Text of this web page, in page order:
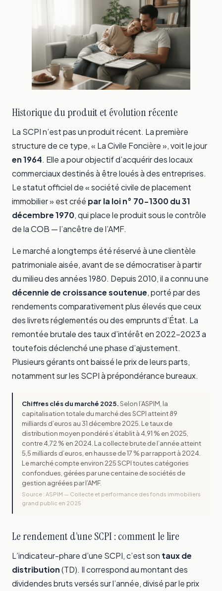
Historique du produit et évolution récente
La SCPI n’est pas un produit récent. La première
structure de ce type, « La Civile Foncière », voit le jour
en 1964. Elle a pour objectif d’acquérir des locaux
commerciaux destinés à être loués à des entreprises.
Le statut officiel de « société civile de placement
immobilier » est créé par la loi n° 70-1300 du 31
décembre 1970, qui place le produit sous le contrôle
de la COB — l’ancêtre de l’AMF.
Le marché a longtemps été réservé à une clientèle
patrimoniale aisée, avant de se démocratiser à partir
du milieu des années 1980. Depuis 2010, il a connu une
décennie de croissance soutenue, porté par des
rendements comparativement plus élevés que ceux
des livrets réglementés ou des emprunts d’État. La
remontée brutale des taux d’intérêt en 2022-2023 a
toutefois déclenché une phase d’ajustement.
Plusieurs gérants ont baissé le prix de leurs parts,
notamment sur les SCPI à prépondérance bureaux.
Chiffres clés du marché 2025.Selon l’ASPIM, la
capitalisation totale du marché des SCPI atteint 89
milliards d’euros au 31 décembre 2025. Le taux de
distribution moyen pondéré s’établit à 4,91 % en 2025,
contre 4,72 % en 2024. La collecte brute de l’année atteint
5,5 milliards d’euros, en hausse de 17 % par rapport à 2024.
Le marché compte environ 225 SCPI toutes catégories
confondues, gérées par une centaine de sociétés de
gestion agréées par l’AMF.
Source : ASPIM — Collecte et performance des fonds immobiliers
grand public en 2025
Le rendement d’une SCPI : comment le lire
L’indicateur-phare d’une SCPI, c’est son taux de
distribution(TD). Il correspond au montant des
dividendes bruts versés sur l’année, divisé par le prix